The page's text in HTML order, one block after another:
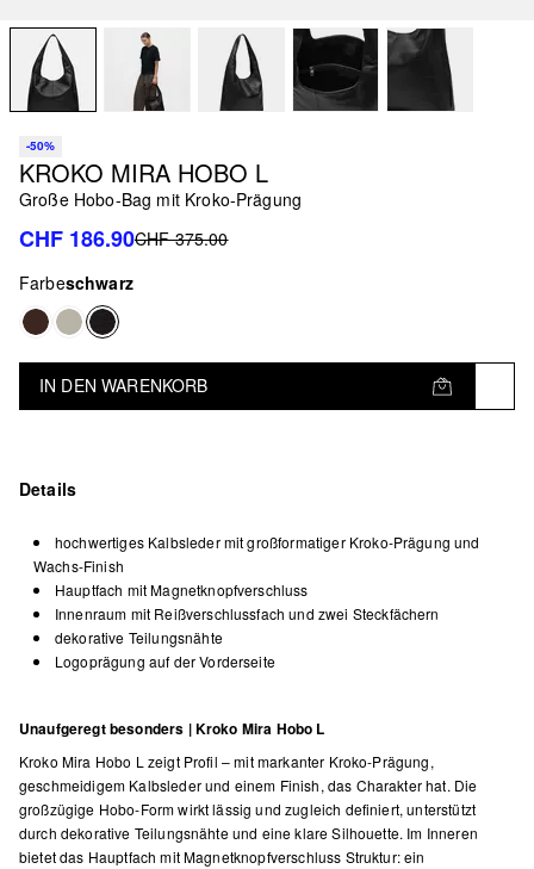
-50%
KROKO MIRA HOBO L
Große Hobo-Bag mit Kroko-Prägung
CHF 186.90CHF 375.00
Farbeschwarz
IN DEN WARENKORB
Details
hochwertiges Kalbsleder mit großformatiger Kroko-Prägung und
Wachs-Finish
Hauptfach mit Magnetknopfverschluss
Innenraum mit Reißverschlussfach und zwei Steckfächern
dekorative Teilungsnähte
Logoprägung auf der Vorderseite
Unaufgeregt besonders | Kroko Mira Hobo L
Kroko Mira Hobo L zeigt Profil – mit markanter Kroko-Prägung,
geschmeidigem Kalbsleder und einem Finish, das Charakter hat. Die
großzügige Hobo-Form wirkt lässig und zugleich definiert, unterstützt
durch dekorative Teilungsnähte und eine klare Silhouette. Im Inneren
bietet das Hauptfach mit Magnetknopfverschluss Struktur: ein